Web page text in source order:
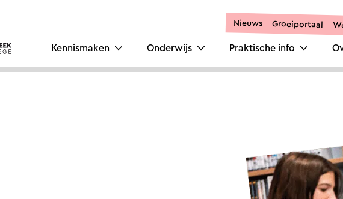
Nieuws Groeiportaal
Kennismaken Onderwijs Praktische info